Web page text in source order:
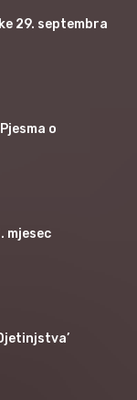
29. septembra
o
mjesec